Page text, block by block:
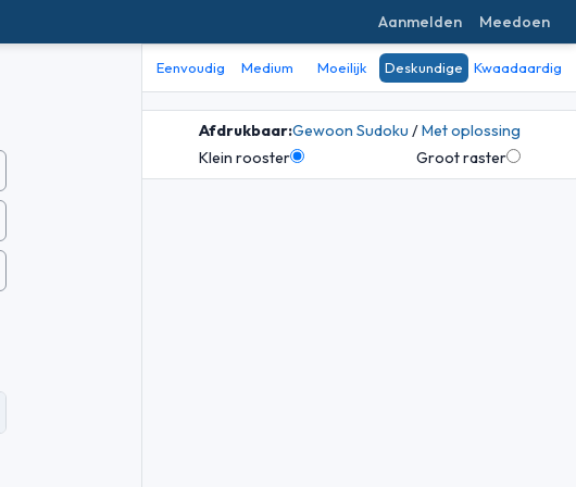
Aanmelden Meedoen
Eenvoudig Medium Moeilijk Deskundige Kwaadaardig
Afdrukbaar:Gewoon Sudoku /Met oplossing
Klein rooster
Groot raster